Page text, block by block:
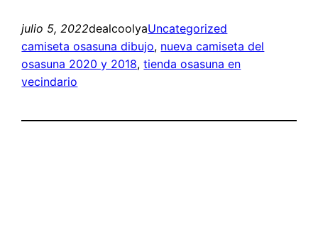
julio 5, 2022dealcoolyaUncategorized
camiseta osasuna dibujo, nueva camiseta del
osasuna 2020 y 2018, tienda osasuna en
vecindario